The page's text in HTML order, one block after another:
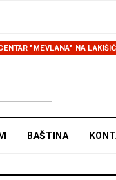
"MEVLANA" NA
BAŠTINA